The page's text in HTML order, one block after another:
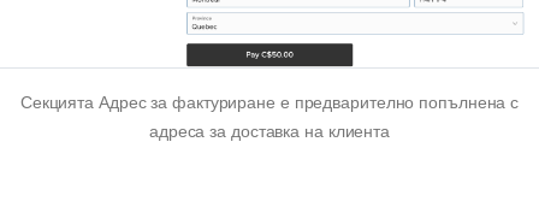
Секцията Адрес за фактуриране е предварително попълнена с
адреса за доставка на клиента